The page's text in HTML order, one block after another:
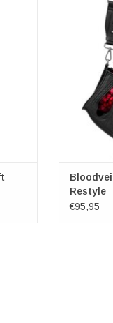
jouw
Restyle
€95,95